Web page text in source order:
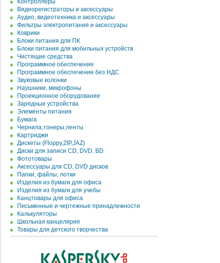
Контроллеры
Видеорегистраторы и аксессуары
Аудио, видеотехника и аксессуары
Фильтры электропитания и аксессуары
Коврики
Блоки питания для ПК
Блоки питания для мобильных устройств
Чистящие средства
Программное обеспечение
Программное обеспечение без НДС
Звуковые колонки
Наушники, микрофоны
Проекционное оборудование
Зарядные устройства
Элементы питания
Бумага
Чернила,тонеры,ленты
Картриджи
Дискеты (Floppy,ZIP,JAZ)
Диски для записи CD, DVD, BD
Фототовары
Аксессуары для CD, DVD дисков
Папки, файлы, лотки
Изделия из бумаги для офиса
Изделия из бумаги для учебы
Канцтовары для офиса
Письменные и чертежные принадлежности
Калькуляторы
Школьная канцелярия
Товары для детского творчества